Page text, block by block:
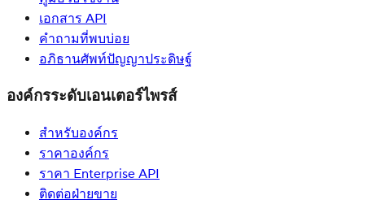
เอกสาร API
คำถามที่พบบ่อย
อภิธานศัพท์ปัญญาประดิษฐ์
องค์กรระดับเอนเตอร์ไพรส์
สำหรับองค์กร
ราคาองค์กร
ราคา Enterprise API
ติดต่อฝ่ายขาย